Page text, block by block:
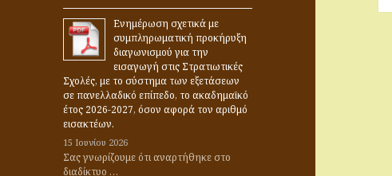
Ενημέρωση σχετικά με
συμπληρωματική προκήρυξη
διαγωνισμού για την
εισαγωγή στις Στρατιωτικές
Σχολές, με το σύστημα των εξετάσεων
σε πανελλαδικό επίπεδο, το ακαδημαϊκό
έτος 2026-2027, όσον αφορά τον αριθμό
εισακτέων.
15 Ιουνίου 2026
Σας γνωρίζουμε ότι αναρτήθηκε στο
διαδίκτυο …